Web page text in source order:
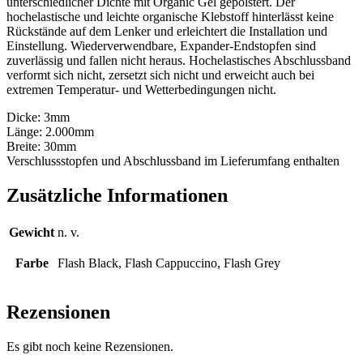
hochelastische und leichte organische Klebstoff hinterlässt keine
Rückstände auf dem Lenker und erleichtert die Installation und
Einstellung. Wiederverwendbare, Expander-Endstopfen sind
zuverlässig und fallen nicht heraus. Hochelastisches Abschlussband
verformt sich nicht, zersetzt sich nicht und erweicht auch bei
extremen Temperatur- und Wetterbedingungen nicht.
Dicke: 3mm
Länge: 2.000mm
Breite: 30mm
Verschlussstopfen und Abschlussband im Lieferumfang enthalten
Zusätzliche Informationen
Gewicht n. v.
Farbe Flash Black, Flash Cappuccino, Flash Grey
Rezensionen
Es gibt noch keine Rezensionen.